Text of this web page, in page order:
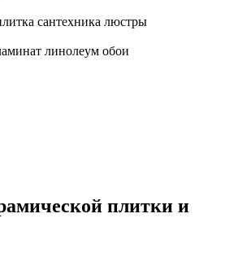
сантехника люстры
линолеум обои
плитки и